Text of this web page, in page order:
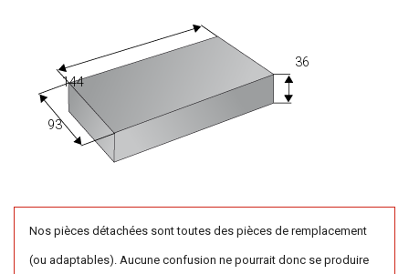
93
144
36
Nos pièces détachées sont toutes des pièces de remplacement
(ou adaptables). Aucune confusion ne pourrait donc se produire